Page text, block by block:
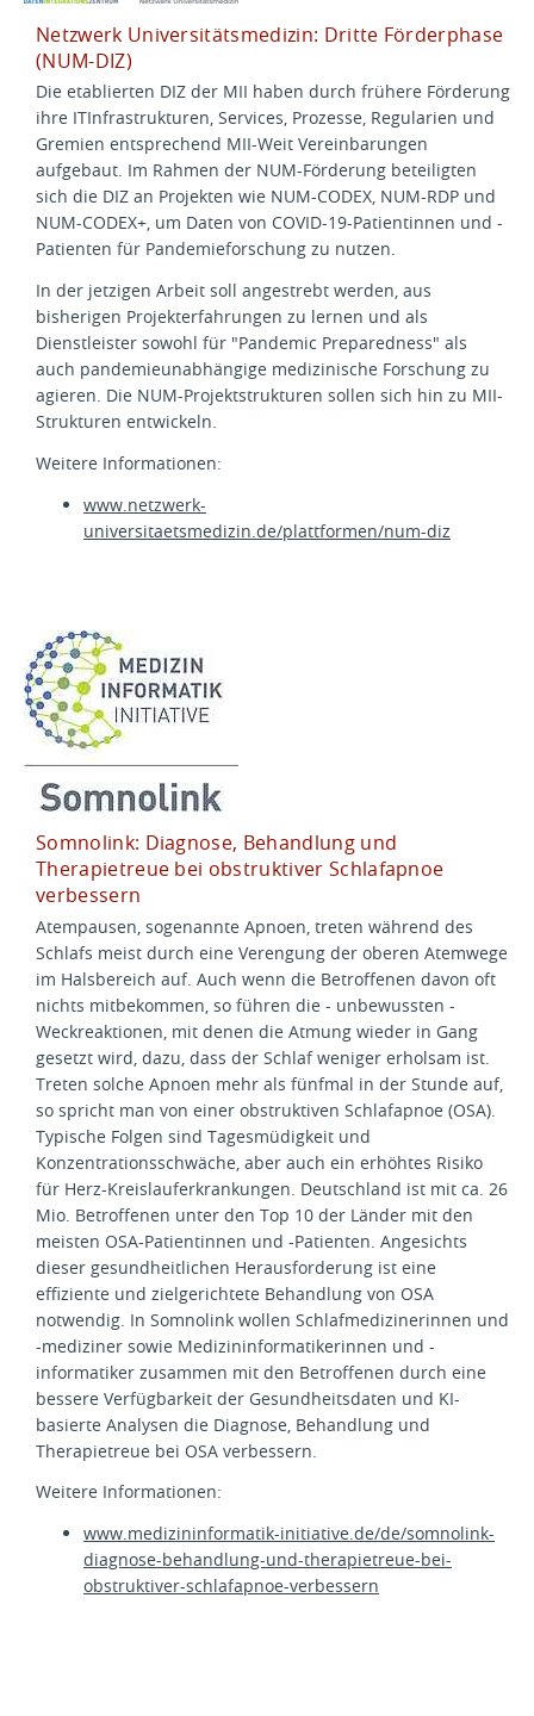
Netzwerk Universitätsmedizin: Dritte Förderphase
(NUM-DIZ)
Die etablierten DIZ der MII haben durch frühere Förderung
ihre ITInfrastrukturen, Services, Prozesse, Regularien und
Gremien entsprechend MII-Weit Vereinbarungen
aufgebaut. Im Rahmen der NUM-Förderung beteiligten
sich die DIZ an Projekten wie NUM-CODEX, NUM-RDP und
NUM-CODEX+, um Daten von COVID-19-Patientinnen und -
Patienten für Pandemieforschung zu nutzen.
In der jetzigen Arbeit soll angestrebt werden, aus
bisherigen Projekterfahrungen zu lernen und als
Dienstleister sowohl für "Pandemic Preparedness" als
auch pandemieunabhängige medizinische Forschung zu
agieren. Die NUM-Projektstrukturen sollen sich hin zu MII-
Strukturen entwickeln.
Weitere Informationen:
www.netzwerk-
universitaetsmedizin.de/plattformen/num-diz
Somnolink: Diagnose, Behandlung und
Therapietreue bei obstruktiver Schlafapnoe
verbessern
Atempausen, sogenannte Apnoen, treten während des
Schlafs meist durch eine Verengung der oberen Atemwege
im Halsbereich auf. Auch wenn die Betroffenen davon oft
nichts mitbekommen, so führen die - unbewussten -
Weckreaktionen, mit denen die Atmung wieder in Gang
gesetzt wird, dazu, dass der Schlaf weniger erholsam ist.
Treten solche Apnoen mehr als fünfmal in der Stunde auf,
so spricht man von einer obstruktiven Schlafapnoe (OSA).
Typische Folgen sind Tagesmüdigkeit und
Konzentrationsschwäche, aber auch ein erhöhtes Risiko
für Herz-Kreislauferkrankungen. Deutschland ist mit ca. 26
Mio. Betroffenen unter den Top 10 der Länder mit den
meisten OSA-Patientinnen und -Patienten. Angesichts
dieser gesundheitlichen Herausforderung ist eine
effiziente und zielgerichtete Behandlung von OSA
notwendig. In Somnolink wollen Schlafmedizinerinnen und
-mediziner sowie Medizininformatikerinnen und -
informatiker zusammen mit den Betroffenen durch eine
bessere Verfügbarkeit der Gesundheitsdaten und KI-
basierte Analysen die Diagnose, Behandlung und
Therapietreue bei OSA verbessern.
Weitere Informationen:
www.medizininformatik-initiative.de/de/somnolink-
diagnose-behandlung-und-therapietreue-bei-
obstruktiver-schlafapnoe-verbessern